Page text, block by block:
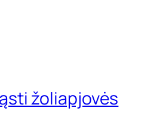
žoliapjovės